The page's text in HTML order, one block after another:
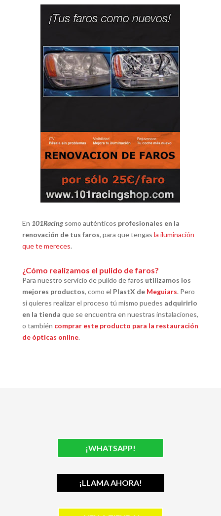
En 101Racingsomo auténticos profesionales en la
renovación de tus faros, para que tengas la iluminación
que te mereces.
¿Cómo realizamos el pulido de faros?
Para nuestro servicio de pulido de faros utilizamos los
mejores productos, como el PlastX deMeguiars. Pero
si quieres realizar el proceso tú mismo puedes adquirirlo
en la tienda que se encuentra en nuestras instalaciones,
o también comprar este producto para la restauración
de ópticas online.
¡WHATSAPP!
¡LLAMA AHORA!